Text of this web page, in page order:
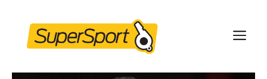
content